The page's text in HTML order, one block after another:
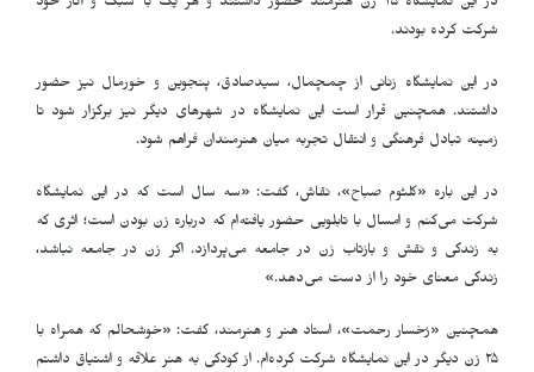
در این نمایشگاه ۲۵ زن هنرمند حضور داشتند و هر یک با سبک و آثار خود
شرکت کرده بودند.
در این نمایشگاه زنانی از چمچمال، سیدصادق، پنجوین و خورمال نیز حضور
داشتند. همچنین قرار است این نمایشگاه در شهرهای دیگر نیز برگزار شود تا
زمینه تبادل فرهنگی و انتقال تجربه میان هنرمندان فراهم شود.
در این باره «کلثوم صباح»، نقاش، گفت: «سه سال است که در این نمایشگاه
شرکت می‌کنم و امسال با تابلویی حضور یافته‌ام که درباره زن بودن است؛ اثری که
به زندگی و نقش و بازتاب زن در جامعه می‌پردازد. اگر زن در جامعه نباشد،
زندگی معنای خود را از دست می‌دهد.»
همچنین «رُخسار رحمت»، استاد هنر و هنرمند، گفت: «خوشحالم که همراه با
۲۵ زن دیگر در این نمایشگاه شرکت کرده‌ام. از کودکی به هنر علاقه و اشتیاق داشتم